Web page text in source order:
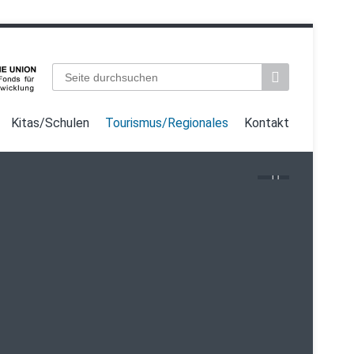
Suchbegriffe
Kitas/Schulen Tourismus/Regionales Kontakt